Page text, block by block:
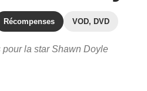
Récompenses VOD, DVD
la star Shawn Doyle